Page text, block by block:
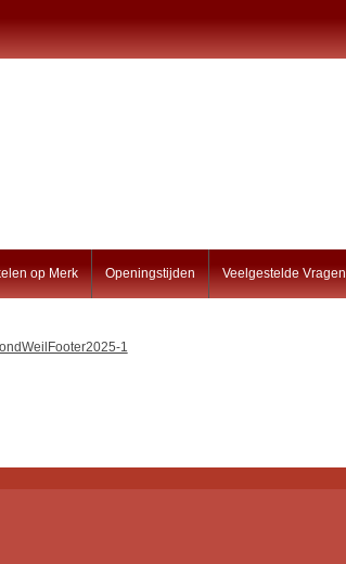
op Merk Openingstijden Veelgestelde Vragen